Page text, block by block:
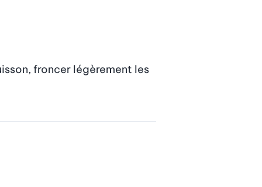
froncer légèrement les